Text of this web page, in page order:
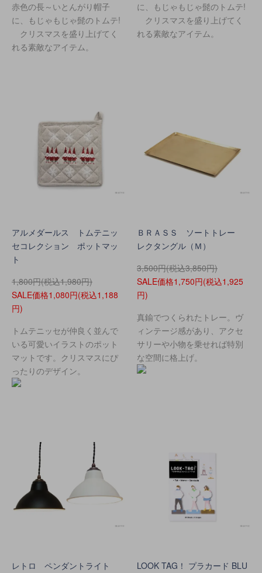
赤色の長～いとんがり帽子
に、もじゃもじゃ髭のトムテ!
クリスマスを盛り上げてく
れる素敵なアイテム。
に、もじゃもじゃ髭のトムテ!
クリスマスを盛り上げてく
れる素敵なアイテム。
アルメダールス トムテニッ
セコレクション ポットマッ
ト
1,800円(税込1,980円)
SALE価格1,080円(税込1,188
円)
トムテニッセが仲良く並んで
いる可愛いイラストのポット
マットです。クリスマスにぴ
ったりのデザイン。
ＢＲＡＳＳ ソートトレー
レクタングル（Ｍ）
3,500円(税込3,850円)
SALE価格1,750円(税込1,925
円)
真鍮でつくられたトレー。ヴ
ィンテージ感があり、アクセ
サリーや小物を乗せれば特別
な空間に格上げ。
レトロ ペンダントライト
LOOK TAG！ プラカード BLU